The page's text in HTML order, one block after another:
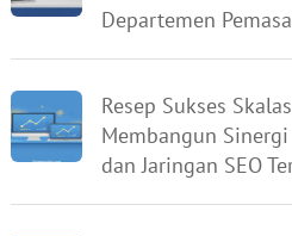
Departemen
Resep Sukses
Membangun
dan Jaringan SEO